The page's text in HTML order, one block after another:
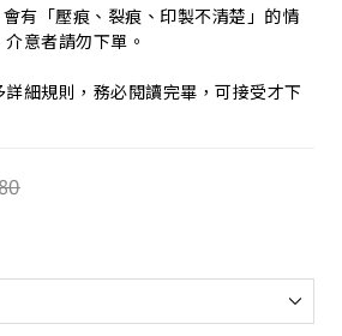
有「壓痕、裂痕、印製不清楚」的情
意者請勿下單。
細規則，務必閱讀完畢，可接受才下